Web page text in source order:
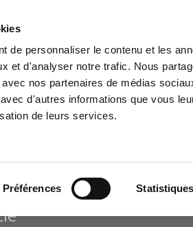
de personnaliser le contenu et les
et d'analyser notre trafic. Nous
nos partenaires de médias
d'autres informations que vous
de leurs services.
Préférences Statistiques
Environnement Histoire